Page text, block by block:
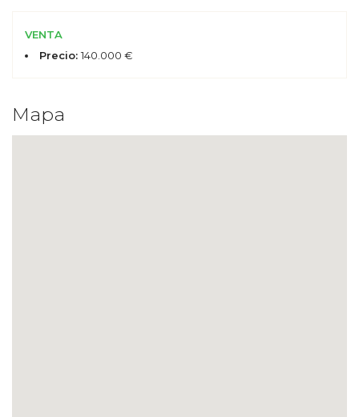
VENTA
Precio: 140.000 €
Mapa